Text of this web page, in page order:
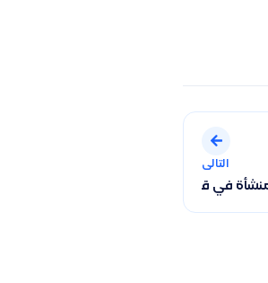
التالى
في قيود وحل مشكلة نسيانه بطريقة